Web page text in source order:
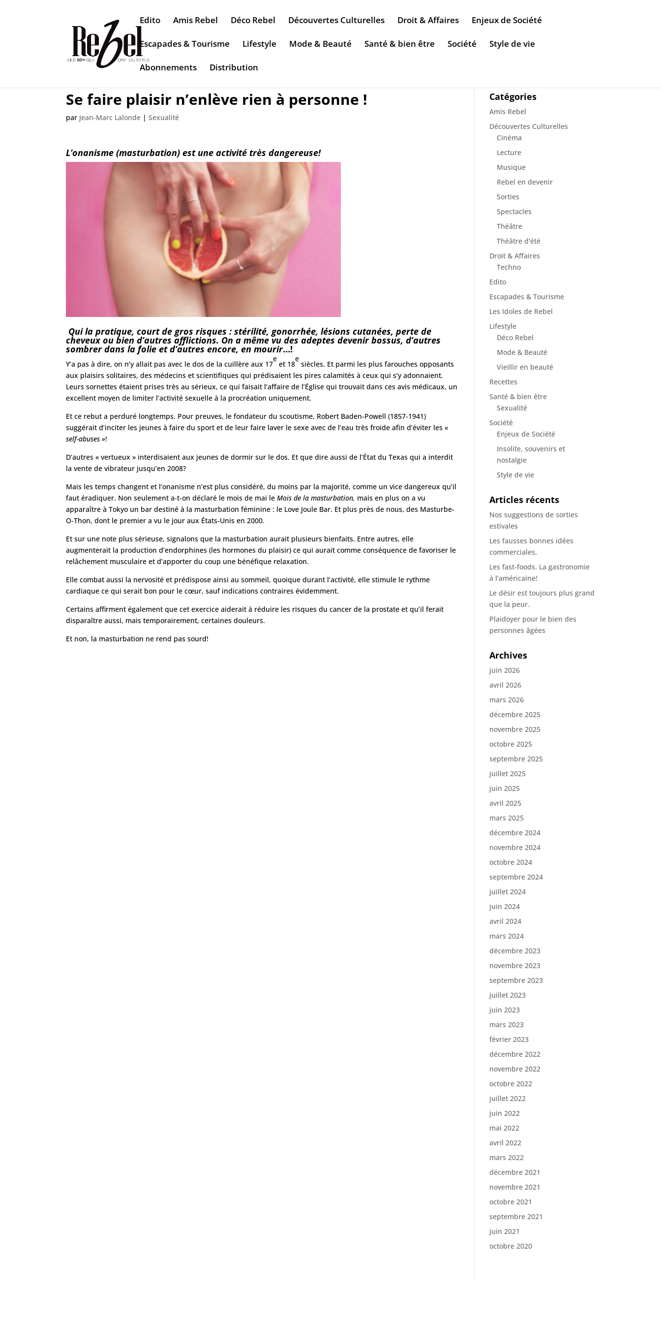
Edito Amis Rebel Déco Rebel Découvertes Culturelles Droit & Affaires Enjeux de Société
Escapades & Tourisme Lifestyle Mode & Beauté Santé & bien être Société Style de vie
Abonnements Distribution
Se faire plaisir n’enlève rien à personne !
par Jean-Marc Lalonde |Sexualité
L’onanisme (masturbation) est une activité très dangereuse!
Qui la pratique, court de gros risques : stérilité, gonorrhée, lésions cutanées, perte de
cheveux ou bien d’autres afflictions. On a même vu des adeptes devenir bossus, d’autres
sombrer dans la folie et d’autres encore, en mourir…!
Y’a pas à dire, on n’y allait pas avec le dos de la cuillère aux 17
e
et 18
e
siècles. Et parmi les plus farouches opposants
aux plaisirs solitaires, des médecins et scientifiques qui prédisaient les pires calamités à ceux qui s’y adonnaient.
Leurs sornettes étaient prises très au sérieux, ce qui faisait l’affaire de l’Église qui trouvait dans ces avis médicaux, un
excellent moyen de limiter l’activité sexuelle à la procréation uniquement.
Et ce rebut a perduré longtemps. Pour preuves, le fondateur du scoutisme, Robert Baden-Powell (1857-1941)
suggérait d’inciter les jeunes à faire du sport et de leur faire laver le sexe avec de l’eau très froide afin d’éviter les «
self-abuses »!
D’autres « vertueux » interdisaient aux jeunes de dormir sur le dos. Et que dire aussi de l’État du Texas qui a interdit
la vente de vibrateur jusqu’en 2008?
Mais les temps changent et l’onanisme n’est plus considéré, du moins par la majorité, comme un vice dangereux qu’il
faut éradiquer. Non seulement a-t-on déclaré le mois de mai leMois de la masturbation, mais en plus on a vu
apparaître à Tokyo un bar destiné à la masturbation féminine : le Love Joule Bar. Et plus près de nous, des Masturbe-
O-Thon, dont le premier a vu le jour aux États-Unis en 2000.
Et sur une note plus sérieuse, signalons que la masturbation aurait plusieurs bienfaits. Entre autres, elle
augmenterait la production d’endorphines (les hormones du plaisir) ce qui aurait comme conséquence de favoriser le
relâchement musculaire et d’apporter du coup une bénéfique relaxation.
Elle combat aussi la nervosité et prédispose ainsi au sommeil, quoique durant l’activité, elle stimule le rythme
cardiaque ce qui serait bon pour le cœur, sauf indications contraires évidemment.
Certains affirment également que cet exercice aiderait à réduire les risques du cancer de la prostate et qu’il ferait
disparaître aussi, mais temporairement, certaines douleurs.
Et non, la masturbation ne rend pas sourd!
Catégories
Amis Rebel
Découvertes Culturelles
Cinéma
Lecture
Musique
Rebel en devenir
Sorties
Spectacles
Théâtre
Théâtre d'été
Droit & Affaires
Techno
Edito
Escapades & Tourisme
Les Idoles de Rebel
Lifestyle
Déco Rebel
Mode & Beauté
Vieillir en beauté
Recettes
Santé & bien être
Sexualité
Société
Enjeux de Société
Insolite, souvenirs et
nostalgie
Style de vie
Articles récents
Nos suggestions de sorties
estivales
Les fausses bonnes idées
commerciales.
Les fast-foods. La gastronomie
à l’américaine!
Le désir est toujours plus grand
que la peur.
Plaidoyer pour le bien des
personnes âgées
Archives
juin 2026
avril 2026
mars 2026
décembre 2025
novembre 2025
octobre 2025
septembre 2025
juillet 2025
juin 2025
avril 2025
mars 2025
décembre 2024
novembre 2024
octobre 2024
septembre 2024
juillet 2024
juin 2024
avril 2024
mars 2024
décembre 2023
novembre 2023
septembre 2023
juillet 2023
juin 2023
mars 2023
février 2023
décembre 2022
novembre 2022
octobre 2022
juillet 2022
juin 2022
mai 2022
avril 2022
mars 2022
décembre 2021
novembre 2021
octobre 2021
septembre 2021
juin 2021
octobre 2020